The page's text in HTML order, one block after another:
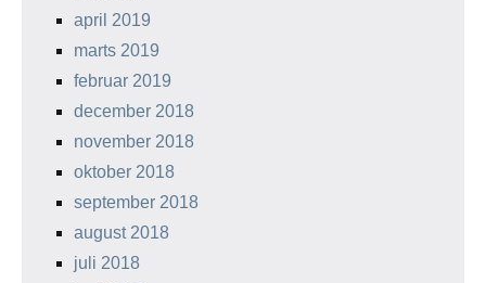
april 2019
marts 2019
februar 2019
december 2018
november 2018
oktober 2018
september 2018
august 2018
juli 2018